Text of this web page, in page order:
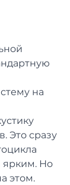
на
Это сразу
Но
этом.